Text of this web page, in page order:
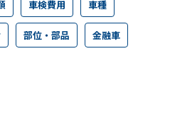
車検費用 車種
部位・部品 金融車